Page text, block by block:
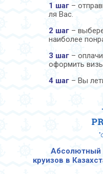
1 шаг –
ля Вас.
2 шаг –
наиболее
3 шаг –
оформить
4 шаг – Вы
Абсолютный
круизов в